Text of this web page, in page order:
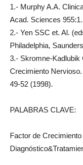
1.- Murphy A.A.
Acad. Sciences
2.- Yen SSC et. Al.
Philadelphia,
3.- Skromne-Kadlubik
Crecimiento
49-52 (1998).
PALABRAS CLAVE:
Factor de